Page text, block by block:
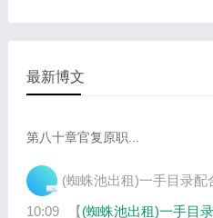
最新博文
第八十章官复原职...
(蜘蛛池出租)一手目录配
10:09
【(蜘蛛池出租)一手目